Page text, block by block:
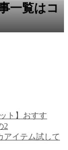
一覧はコ
ト】おすす
2